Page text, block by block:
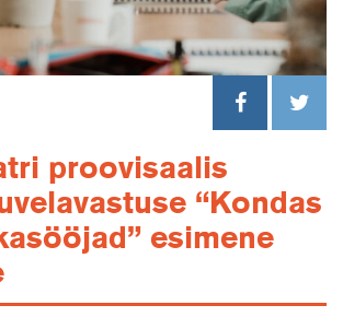
proovisaalis
“Kondas
esimene